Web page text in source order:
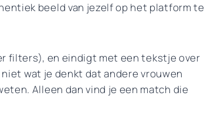
beeld van jezelf op het platform te
filters), en eindigt met een tekstje over
wat je denkt dat andere vrouwen
Alleen dan vind je een match die